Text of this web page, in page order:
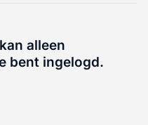
alleen
bent ingelogd.